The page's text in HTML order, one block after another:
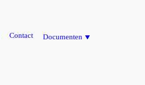
Documenten ⯆
Contact